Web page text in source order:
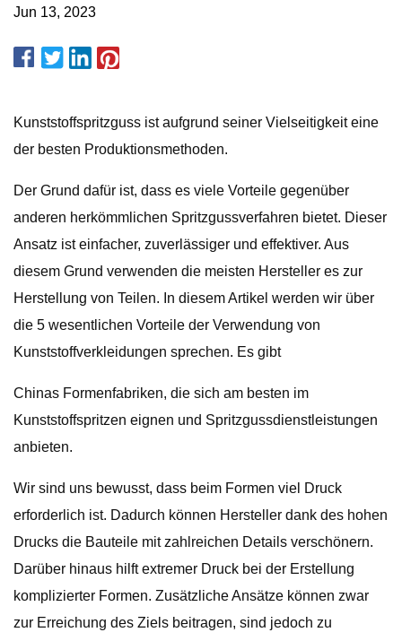
Jun 13, 2023
Kunststoffspritzguss ist aufgrund seiner Vielseitigkeit eine
der besten Produktionsmethoden.
Der Grund dafür ist, dass es viele Vorteile gegenüber
anderen herkömmlichen Spritzgussverfahren bietet. Dieser
Ansatz ist einfacher, zuverlässiger und effektiver. Aus
diesem Grund verwenden die meisten Hersteller es zur
Herstellung von Teilen. In diesem Artikel werden wir über
die 5 wesentlichen Vorteile der Verwendung von
Kunststoffverkleidungen sprechen. Es gibt
Chinas Formenfabriken, die sich am besten im
Kunststoffspritzen eignen und Spritzgussdienstleistungen
anbieten.
Wir sind uns bewusst, dass beim Formen viel Druck
erforderlich ist. Dadurch können Hersteller dank des hohen
Drucks die Bauteile mit zahlreichen Details verschönern.
Darüber hinaus hilft extremer Druck bei der Erstellung
komplizierter Formen. Zusätzliche Ansätze können zwar
zur Erreichung des Ziels beitragen, sind jedoch zu